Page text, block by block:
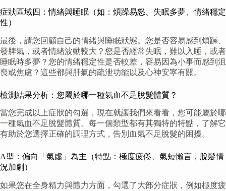
症狀區域四：情緒與睡眠（如：煩躁易怒、失眠多夢、情緒穩定
性）
最後，請您回顧自己的情緒與睡眠狀態。您是否容易感到煩躁、
發脾氣，或者情緒波動較大？您是否經常失眠，難以入睡，或者
睡眠時多夢？您的情緒穩定性是否較差，容易因為小事而感到沮
喪或焦慮？這些都與肝氣的疏泄功能以及心神安寧有關。
檢測結果分析：您屬於哪一種氣血不足脫髮體質？
當您完成以上症狀的勾選，現在就讓我們來看看，您可能屬於哪
一種氣血不足脫髮體質。每一個類型都有其獨特的特點，了解它
有助於您選擇正確的調理方式，告別血氣不足脫髮的困擾。
A型：偏向「氣虛」為主（特點：極度疲倦、氣短懶言，脫髮情
況加劇）
如果您在全身精力與體力方面，勾選了大部分症狀，例如極度疲